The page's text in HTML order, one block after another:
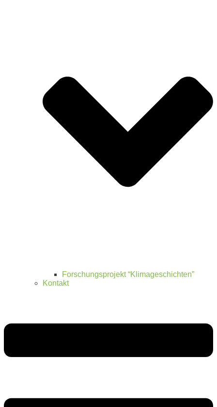
Forschungsprojekt “Klimageschichten”
Kontakt